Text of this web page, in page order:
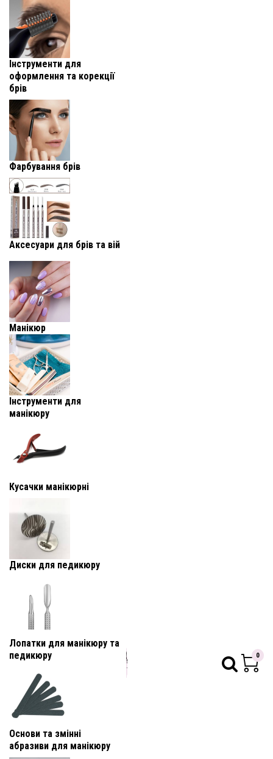
Інструменти для
оформлення та корекції
брів
Фарбування брів
Аксесуари для брів та вій
Манікюр
Інструменти для
манікюру
Кусачки манікюрні
Диски для педикюру
Лопатки для манікюру та
педикюру
Основи та змінні
абразиви для манікюру
0